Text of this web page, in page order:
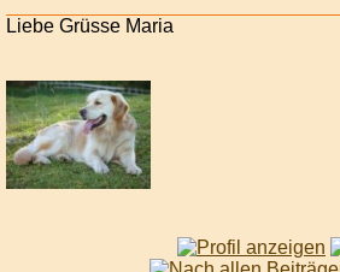
Liebe Grüsse Maria